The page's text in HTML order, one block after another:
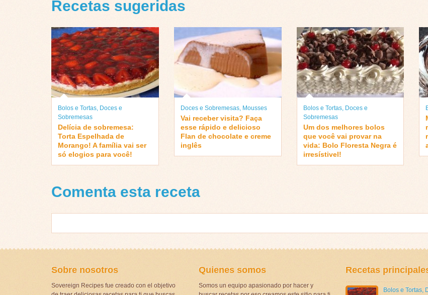
Recetas sugeridas
Bolos e Tortas Doces e
Sobremesas
Delícia de sobremesa:
Torta Espelhada de
Morango! A família vai ser
só elogios para você!
Doces e Sobremesas, Mousses
Vai receber visita? Faça
esse rápido e delicioso
Flan de chocolate e creme
inglês
Bolos e Tortas, Doces e
Sobremesas
Um dos melhores bolos
que você vai provar na
vida: Bolo Floresta Negra é
irresístivel!
Comenta esta receta
Sobre nosotros
Sovereign Recipes fue creado con el objetivo
Quienes somos
Somos un equipo apasionado por hacer y
Recetas
Bolos e Tortas,